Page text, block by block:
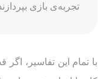
تجربه‌ی بازی
با تمام این تفاسیر،